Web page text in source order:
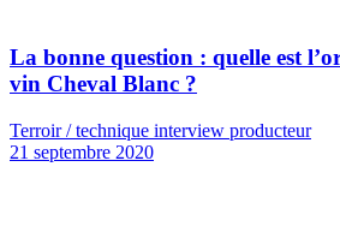
La bonne question : quelle est
vin Cheval Blanc ?
Terroir / technique interview producteur
21 septembre 2020